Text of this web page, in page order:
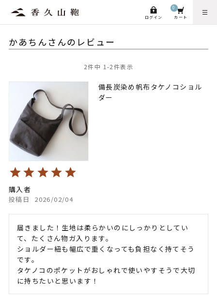
ログイン カート
0
かあちんさんのレビュー
2件中 1 -2件表示
備長炭染め帆布タケノコショル
ダー
購入者
投稿日 2026/02/04
届きました！生地は柔らかいのにしっかりとしてい
て、たくさん物ガ入ります。
ショルダー紐も幅広で重くなっても負担なく持てそう
です。
タケノコのポケットがおしゃれで使いやすそうで大切
に持ちたいと思います！